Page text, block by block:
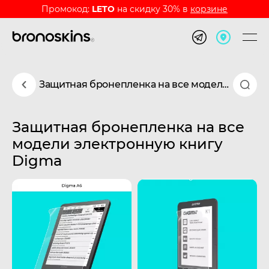
Промокод: LETO на скидку 30% в корзине
Защитная бронепленка на все модели электронную книгу Digma
Защитная бронепленка на все
модели электронную книгу
Digma